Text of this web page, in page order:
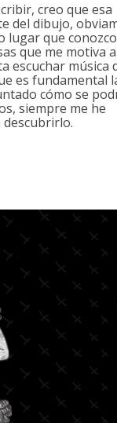
creo que esa
del dibujo,
lugar que
que me motiva
escuchar música
es fundamental
cómo se
siempre me he